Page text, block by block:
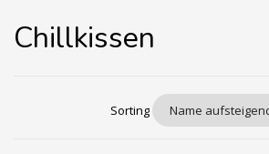
Chillkissen
Sorting